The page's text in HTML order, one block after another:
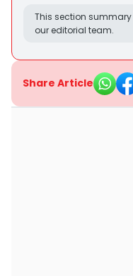
This section
our editorial team.
Share Article